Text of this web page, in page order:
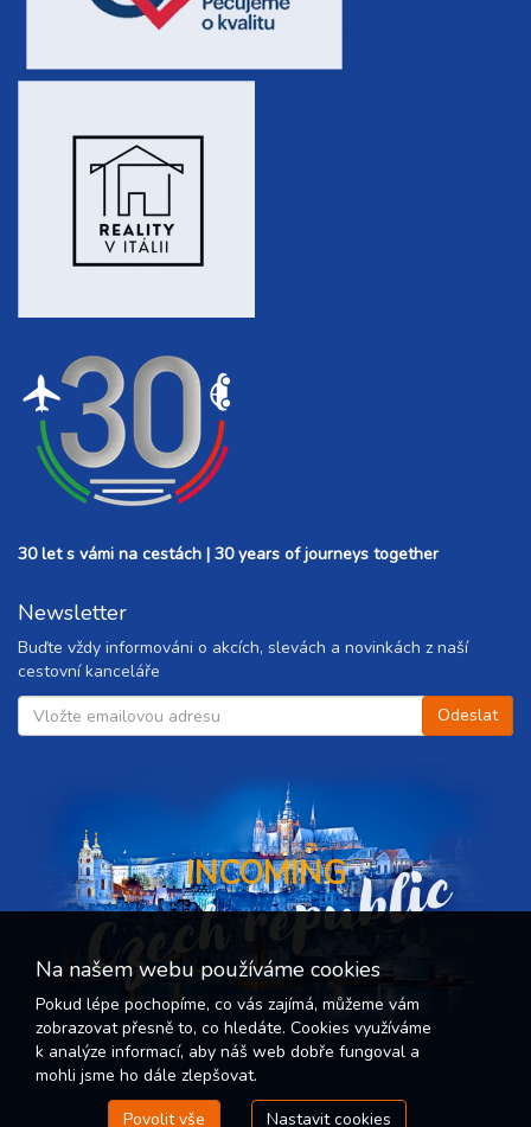
30 let s vámi na cestách | 30 years of journeys together
Newsletter
Buďte vždy informováni o akcích, slevách a novinkách z naší
cestovní kanceláře
INCOMING
Czech republic
Na našem webu používáme cookies
Pokud lépe pochopíme, co vás zajímá, můžeme vám
zobrazovat přesně to, co hledáte. Cookies využíváme
k analýze informací, aby náš web dobře fungoval a
mohli jsme ho dále zlepšovat.
Povolit vše
Nastavit cookies